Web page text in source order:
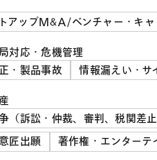
アップＭ&Ａ/ベンチャー・キャ
対応・危機管理
・製品事故
情報漏えい・サ
（訴訟・仲裁、審判、税関差止
匠出願
著作権・エンターテ